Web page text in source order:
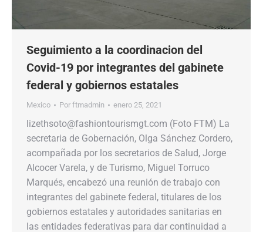
Seguimiento a la coordinacion del
Covid-19 por integrantes del gabinete
federal y gobiernos estatales
Mexico Por ftmadmin enero 25, 2021
lizethsoto@fashiontourismgt.com (Foto FTM) La
secretaria de Gobernación, Olga Sánchez Cordero,
acompañada por los secretarios de Salud, Jorge
Alcocer Varela, y de Turismo, Miguel Torruco
Marqués, encabezó una reunión de trabajo con
integrantes del gabinete federal, titulares de los
gobiernos estatales y autoridades sanitarias en
las entidades federativas para dar continuidad a